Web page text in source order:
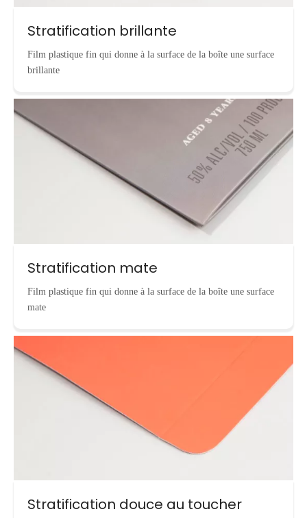
Stratification brillante
Film plastique fin qui donne à la surface de la boîte une surface
brillante
Stratification mate
Film plastique fin qui donne à la surface de la boîte une surface
mate
Stratification douce au toucher